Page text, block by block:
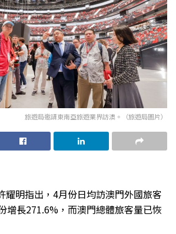
旅遊局邀請東南亞旅遊業界訪澳。（旅遊局圖片）
耀明指出，4月份日均訪澳門外國旅客
增長271.6%，而澳門總體旅客量已恢